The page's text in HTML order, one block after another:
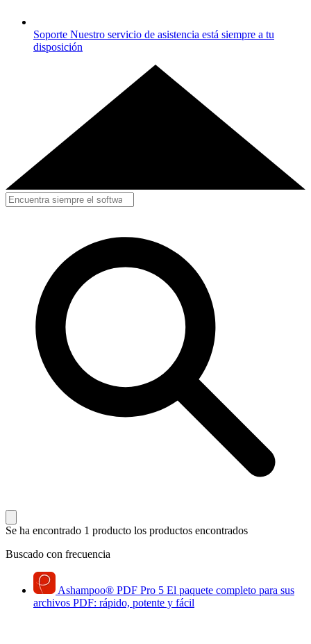
Soporte Nuestro servicio de asistencia está siempre a tu
disposición
Se ha encontrado 1 producto los productos encontrados
Buscado con frecuencia
Ashampoo® PDF Pro 5 El paquete completo para sus
archivos PDF: rápido, potente y fácil